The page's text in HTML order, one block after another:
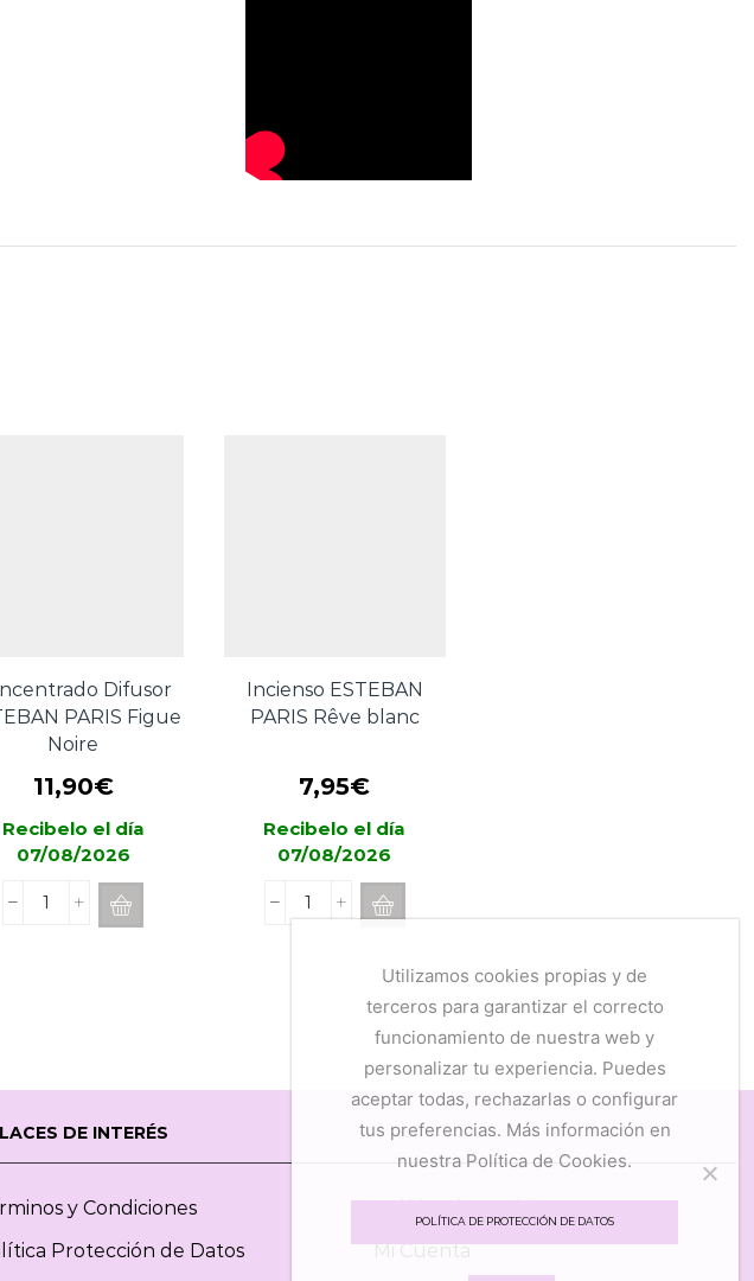
Difusor
PARIS Figue
Noire
11,90€
Recibelo el día
07/08/2026
Concentrado
Incienso ESTEBAN
PARIS Rêve blanc
7,95€
Recibelo el día
07/08/2026
Incienso
cantidad
DE INTERÉS
y Condiciones
Protección de Datos
Política de Cookies
Mi Cuenta
Utilizamos cookies propias y de
terceros para garantizar el correcto
funcionamiento de nuestra web y
personalizar tu experiencia. Puedes
aceptar todas, rechazarlas o configurar
tus preferencias. Más información en
nuestra Política de Cookies.
POLÍTICA DE PROTECCIÓN DE DATOS